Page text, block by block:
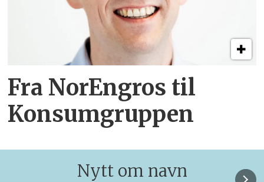
Fra NorEngros til
Konsumgruppen
Nytt om navn